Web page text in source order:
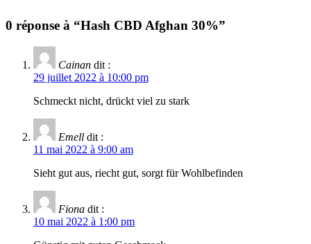
0 réponse à “Hash CBD Afghan 30%”
Cainan dit :
29 juillet 2022 à 10:00 pm
Schmeckt nicht, drückt viel zu stark
Emell dit :
11 mai 2022 à 9:00 am
Sieht gut aus, riecht gut, sorgt für Wohlbefinden
Fiona dit :
10 mai 2022 à 1:00 pm